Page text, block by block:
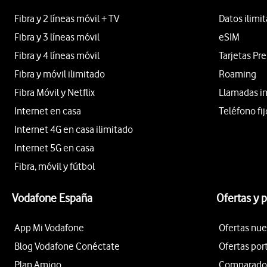
Fibra y 2 líneas móvil + TV
Fibra y 3 líneas móvil
Fibra y 4 líneas móvil
Fibra y móvil ilimitado
Fibra Móvil y Netflix
Internet en casa
Internet 4G en casa ilimitado
Internet 5G en casa
Fibra, móvil y fútbol
Datos
eSIM
Tarjetas
Roaming
Llamadas
Teléfono
Vodafone España
App Mi Vodafone
Blog Vodafone Conéctate
Plan Amigo
Ofertas y
Ofertas
Ofertas